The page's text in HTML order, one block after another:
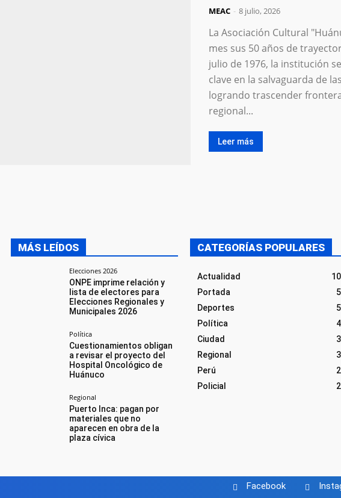
MEAC - 8 julio, 2026
La Asociación Cultural
mes sus 50 años de
julio de 1976, la institución
clave en la salvaguarda de
logrando trascender
regional...
Leer más
MÁS LEÍDOS
Elecciones 2026
ONPE imprime relación y
lista de electores para
Elecciones Regionales y
Municipales 2026
Política
Cuestionamientos obligan
a revisar el proyecto del
Hospital Oncológico de
Huánuco
Regional
Puerto Inca: pagan por
materiales que no
aparecen en obra de la
plaza cívica
CATEGORÍAS POPULARES
Actualidad
Portada
Deportes
Política
Ciudad
Regional
Perú
Policial
Facebook